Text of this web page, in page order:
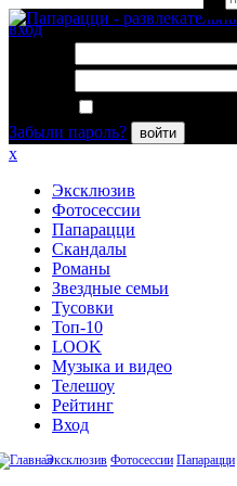
вход
Забыли пароль?
войти
x
Эксклюзив
Фотосессии
Папарацци
Скандалы
Романы
Звездные семьи
Тусовки
Топ-10
LOOK
Музыка и видео
Телешоу
Рейтинг
Вход
Эксклюзив Фотосессии Папарацци